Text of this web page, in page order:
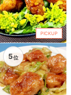
PICKUP
5位